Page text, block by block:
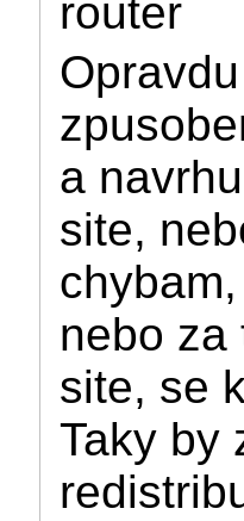
router
a
site,
nebo za
site, se
Taky by